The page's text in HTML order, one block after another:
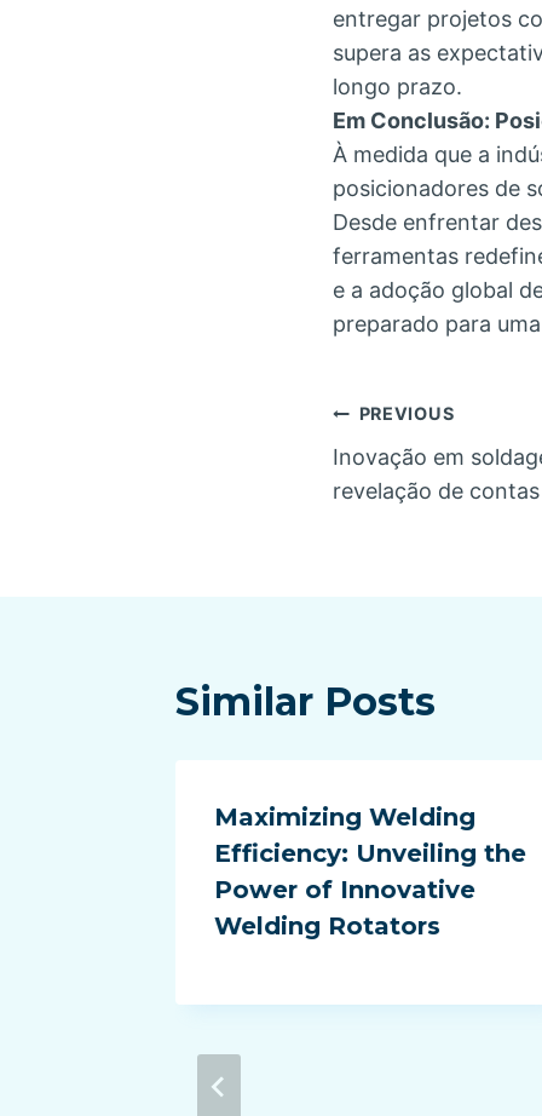
entregar projetos
supera as
longo prazo.
Em Conclusão:
À medida que a
posicionadores de
Desde enfrentar
ferramentas
e a adoção global
preparado para
Post
PREVIOUS
Inovação em
revelação de
Similar Posts
Maximizing Welding
Efficiency: Unveiling the
Power of Innovative
Welding Rotators